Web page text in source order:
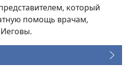
который
помощь врачам,